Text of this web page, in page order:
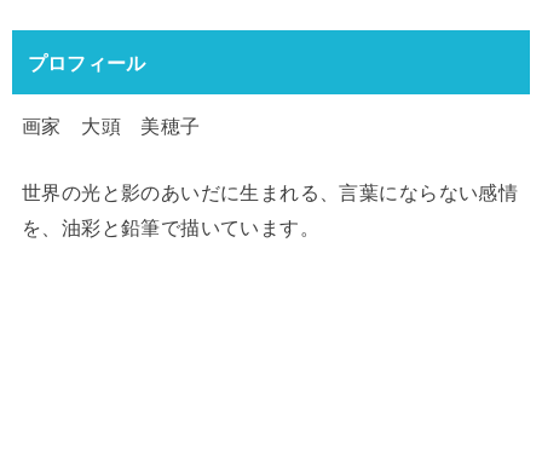
プロフィール
画家 大頭 美穂子
世界の光と影のあいだに生まれる、言葉にならない感情
を、油彩と鉛筆で描いています。